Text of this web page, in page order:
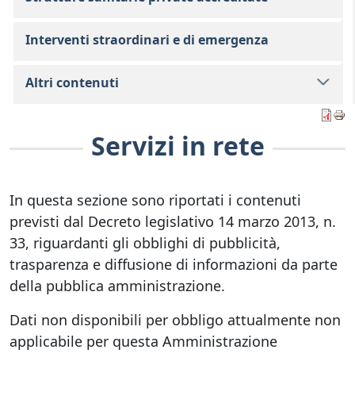
Servizi in rete
In questa sezione sono riportati i contenuti
previsti dal Decreto legislativo 14 marzo 2013, n.
33, riguardanti gli obblighi di pubblicità,
trasparenza e diffusione di informazioni da parte
della pubblica amministrazione.
Dati non disponibili per obbligo attualmente non
applicabile per questa Amministrazione
Interventi straordinari e di emergenza
Altri contenuti